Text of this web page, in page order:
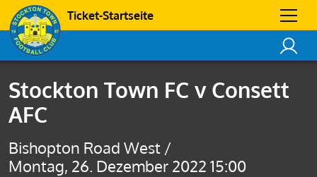
Ticket-Startseite
Stockton Town FC v Consett
AFC
Bishopton Road West /
Montag, 26. Dezember 2022 15:00